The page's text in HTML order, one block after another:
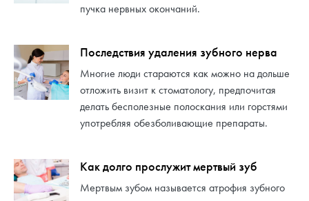
пучка нервных окончаний.
Последствия удаления зубного нерва
Многие люди стараются как можно на дольше
отложить визит к стоматологу, предпочитая
делать бесполезные полоскания или горстями
употребляя обезболивающие препараты.
Как долго прослужит мертвый зуб
Мертвым зубом называется атрофия зубного